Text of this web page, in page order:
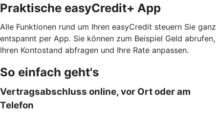
Praktische easyCredit+ App
Alle Funktionen rund um Ihren easyCredit steuern Sie ganz
entspannt per App. Sie können zum Beispiel Geld abrufen,
Ihren Kontostand abfragen und Ihre Rate anpassen.
So einfach geht's
Vertragsabschluss online, vor Ort oder am
Telefon